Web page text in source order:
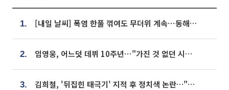
1. [내일 날씨] 폭염 한풀 꺾여도 무더위 계속⋯동해안 이틀 연속 비
2. 임영웅, 어느덧 데뷔 10주년⋯"가진 것 없던 시절, 내 앞엔 20명의 팬뿐"
3. 김희철, '뒤집힌 태극기' 지적 후 정치색 논란…"좌우 떠나 우리나라 국기"